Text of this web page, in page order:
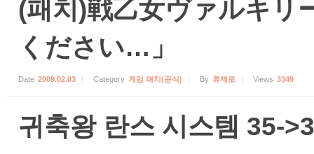
(패치)戦乙女ヴァルキリ
ください…」
Date 2009.02.03 Category 게임 패치(공식) By 류제로 Views 3349
귀축왕 란스 시스템 35-